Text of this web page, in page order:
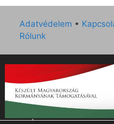
Adatvédelem •
Rólunk